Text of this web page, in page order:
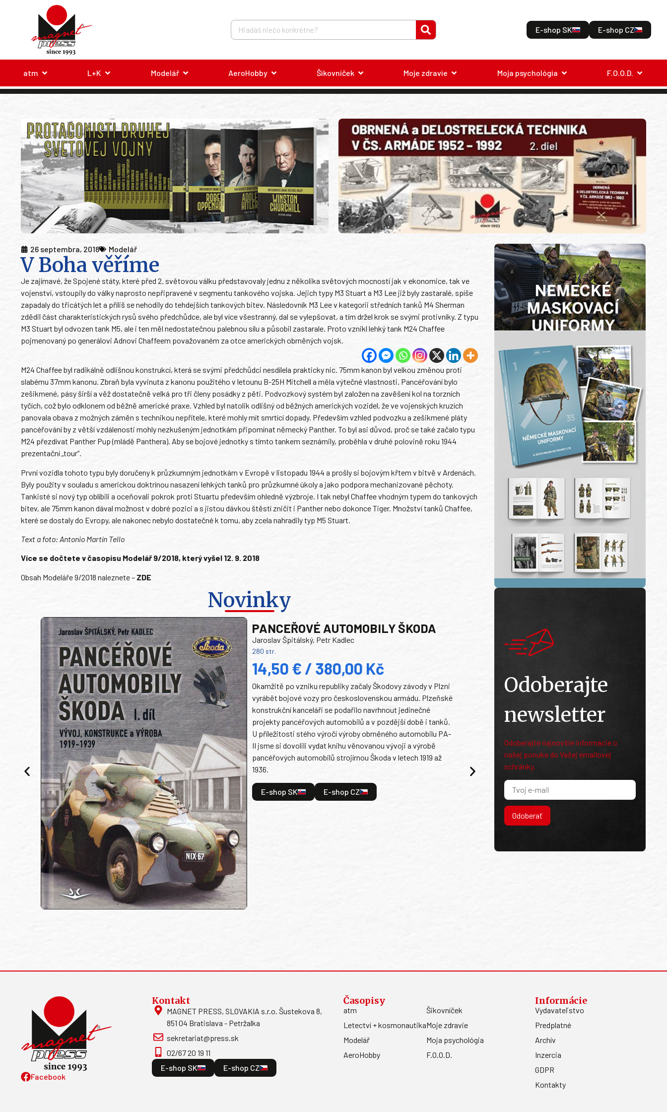
E-shop SK E-shop CZ
atm L+K Modelář AeroHobby Šikovníček Moje zdravie Moja psychológia F.O.O.D.
26 septembra, 2018 Modelář
V Boha věříme
Je zajímavé, že Spojené státy, které před 2. světovou válku představovaly jednu z několika světových mocností jak v ekonomice, tak ve
vojenství, vstoupily do války naprosto nepřipravené v segmentu tankového vojska. Jejich typy M3 Stuart a M3 Lee již byly zastaralé, spíše
zapadaly do třicátých let a příliš se nehodily do tehdejších tankových bitev. Následovník M3 Lee v kategorii středních tanků M4 Sherman
zdědil část charakteristických rysů svého předchůdce, ale byl více všestranný, dal se vylepšovat, a tím držel krok se svými protivníky. Z typu
M3 Stuart byl odvozen tank M5, ale i ten měl nedostatečnou palebnou sílu a působil zastarale. Proto vznikl lehký tank M24 Chaffee
pojmenovaný po generálovi Adnovi Chaffeem považovaném za otce amerických obrněných vojsk.
M24 Chaffee byl radikálně odlišnou konstrukcí, která se svými předchůdci nesdílela prakticky nic. 75mm kanon byl velkou změnou proti
slabému 37mm kanonu. Zbraň byla vyvinuta z kanonu použitého v letounu B-25H Mitchell a měla výtečné vlastnosti. Pancéřování bylo
zešikmené, pásy širší a věž dostatečně velká pro tři členy posádky z pěti. Podvozkový systém byl založen na zavěšení kol na torzních
tyčích, což bylo odklonem od běžně americké praxe. Vzhled byl natolik odlišný od běžných amerických vozidel, že ve vojenských kruzích
panovala obava z možných záměn s technikou nepřítele, které mohly mít smrtící dopady. Především vzhled podvozku a zešikmené pláty
pancéřování by z větší vzdálenosti mohly nezkušeným jednotkám připomínat německý Panther. To byl asi důvod, proč se také začalo typu
M24 přezdívat Panther Pup (mládě Panthera). Aby se bojové jednotky s tímto tankem seznámily, proběhla v druhé polovině roku 1944
prezentační „tour“.
První vozidla tohoto typu byly doručeny k průzkumným jednotkám v Evropě v listopadu 1944 a prošly si bojovým křtem v bitvě v Ardenách.
Byly použity v souladu s americkou doktrínou nasazení lehkých tanků pro průzkumné úkoly a jako podpora mechanizované pěchoty.
Tankisté si nový typ oblíbili a oceňovali pokrok proti Stuartu především ohledně výzbroje. I tak nebyl Chaffee vhodným typem do tankových
bitev, ale 75mm kanon dával možnost v dobré pozici a s jistou dávkou štěstí zničit i Panther nebo dokonce Tiger. Množství tanků Chaffee,
které se dostaly do Evropy, ale nakonec nebylo dostatečné k tomu, aby zcela nahradily typ M5 Stuart.
Text a foto: Antonio Martín Tello
Více se dočtete v časopisu Modelář 9/2018, který vyšel 12. 9. 2018
Obsah Modeláře 9/2018 naleznete – ZDE
Novinky
PANCEŘOVÉ AUTOMOBILY ŠKODA
Jaroslav Špitálský, Petr Kadlec
280 str.
14,50 € / 380,00 Kč
Okamžitě po vzniku republiky začaly Škodovy závody v Plzni
vyrábět bojové vozy pro československou armádu. Plzeňské
konstrukční kanceláři se podařilo navrhnout jedinečné
projekty pancéřových automobilů a v pozdější době i tanků.
U příležitosti stého výročí výroby obrněného automobilu PA-
II jsme si dovolili vydat knihu věnovanou vývoji a výrobě
pancéřových automobilů strojírnou Škoda v letech 1919 až
1936.
E-shop SK E-shop CZ
Odoberajte
newsletter
Odoberajte najnovšie informácie o
našej ponuke do Vašej emailovej
schránky.
Odoberať
Facebook
Kontakt
MAGNET PRESS, SLOVAKIA s.r.o. Šustekova 8,
851 04 Bratislava - Petržalka
sekretariat@press.sk
02/67 20 19 11
E-shop SK
E-shop CZ
Časopisy
atm
Letectví + kosmonautika
Modelář
AeroHobby
Šikovníček
Moje zdravie
Moja psychológia
F.O.O.D.
Informácie
Vydavateľstvo
Predplatné
Archív
Inzercia
GDPR
Kontakty